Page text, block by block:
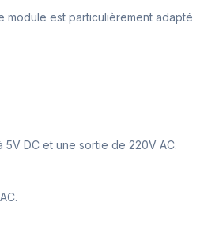
module est particulièrement adapté
DC et une sortie de 220V AC.